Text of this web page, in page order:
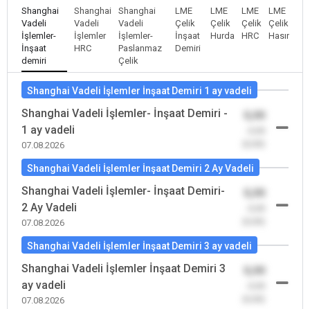
Shanghai
Vadeli
İşlemler-
İnşaat
demiri
Shanghai
Vadeli
İşlemler
HRC
Shanghai
Vadeli
İşlemler-
Paslanmaz
Çelik
LME
Çelik
İnşaat
Demiri
LME
Çelik
Hurda
LME
Çelik
HRC
LME
Çelik
Hasır
Shanghai Vadeli İşlemler İnşaat Demiri 1 ay vadeli
Shanghai Vadeli İşlemler- İnşaat Demiri -
1 ay vadeli
07.08.2026
0,00
Shanghai Vadeli İşlemler İnşaat Demiri 2 Ay Vadeli
Shanghai Vadeli İşlemler- İnşaat Demiri-
2 Ay Vadeli
07.08.2026
0,00
Shanghai Vadeli İşlemler İnşaat Demiri 3 ay vadeli
Shanghai Vadeli İşlemler İnşaat Demiri 3
ay vadeli
07.08.2026
0,00